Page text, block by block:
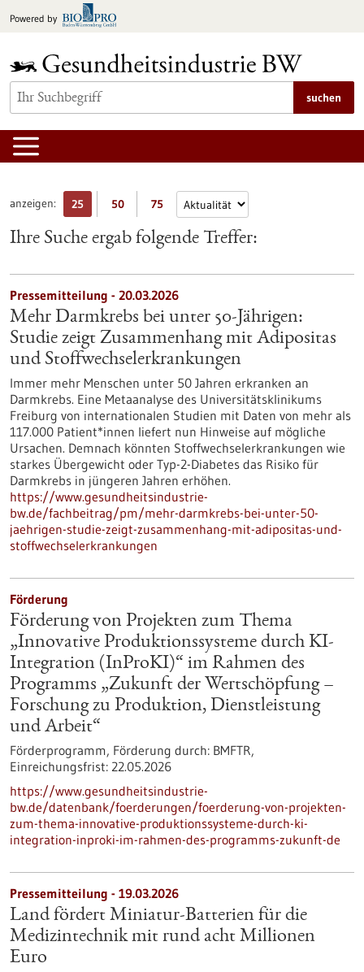
Inhalt
Powered by
suchen
anzeigen: 25 50 75
Ihre Suche ergab folgende Treffer:
Pressemitteilung - 20.03.2026
Mehr Darmkrebs bei unter 50-Jährigen:
Studie zeigt Zusammenhang mit Adipositas
und Stoffwechselerkrankungen
Immer mehr Menschen unter 50 Jahren erkranken an
Darmkrebs. Eine Metaanalyse des Universitätsklinikums
Freiburg von internationalen Studien mit Daten von mehr als
117.000 Patient*innen liefert nun Hinweise auf mögliche
Ursachen. Demnach könnten Stoffwechselerkrankungen wie
starkes Übergewicht oder Typ-2-Diabetes das Risiko für
Darmkrebs in jüngeren Jahren erhöhen.
https://www.gesundheitsindustrie-
bw.de/fachbeitrag/pm/mehr-darmkrebs-bei-unter-50-
jaehrigen-studie-zeigt-zusammenhang-mit-adipositas-und-
stoffwechselerkrankungen
Förderung
Förderung von Projekten zum Thema
„Innovative Produktionssysteme durch KI-
Integration (InProKI)“ im Rahmen des
Programms „Zukunft der Wertschöpfung –
Forschung zu Produktion, Dienstleistung
und Arbeit“
Förderprogramm, Förderung durch: BMFTR,
Einreichungsfrist: 22.05.2026
https://www.gesundheitsindustrie-
bw.de/datenbank/foerderungen/foerderung-von-projekten-
zum-thema-innovative-produktionssysteme-durch-ki-
integration-inproki-im-rahmen-des-programms-zukunft-de
Pressemitteilung - 19.03.2026
Land fördert Miniatur-Batterien für die
Medizintechnik mit rund acht Millionen
Euro